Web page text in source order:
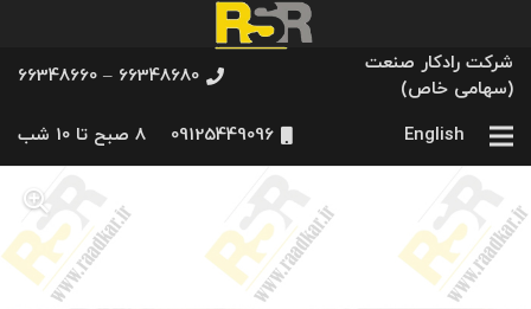
شرکت رادکار صنعت
(سهامی خاص)
66348680 – 66348660
English
09125449096 8 صبح تا 10 شب